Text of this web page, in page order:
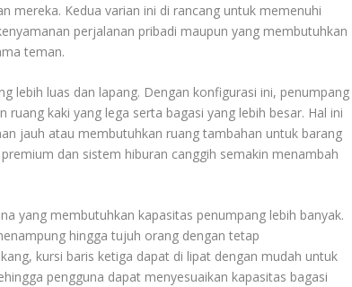
mereka. Kedua varian ini di rancang untuk memenuhi
perjalanan pribadi maupun yang membutuhkan
teman.
lebih luas dan lapang. Dengan konfigurasi ini, penumpang
kaki yang lega serta bagasi yang lebih besar. Hal ini
jauh atau membutuhkan ruang tambahan untuk barang
dan sistem hiburan canggih semakin menambah
yang membutuhkan kapasitas penumpang lebih banyak.
hingga tujuh orang dengan tetap
kursi baris ketiga dapat di lipat dengan mudah untuk
pengguna dapat menyesuaikan kapasitas bagasi